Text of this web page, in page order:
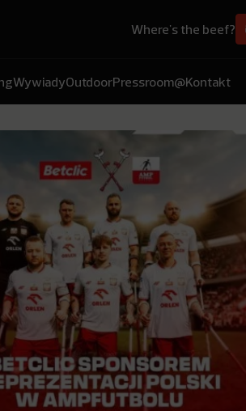
Where's the beef?
WywiadyOutdoorPressroom@Kontakt